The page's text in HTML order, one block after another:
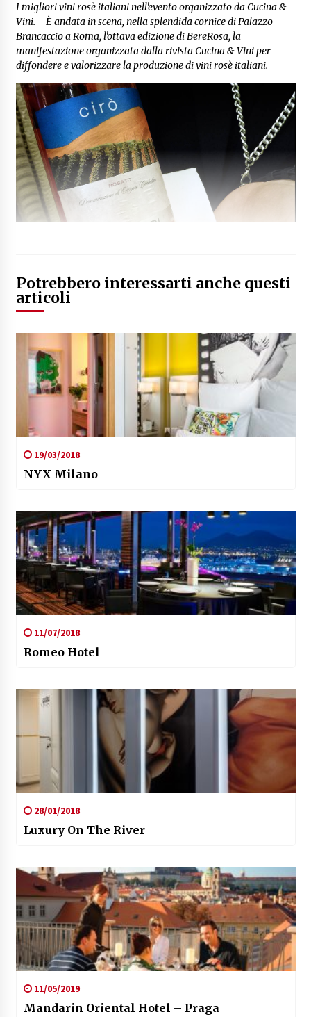
I migliori vini rosè italiani nell'evento organizzato da Cucina &
Vini. È andata in scena, nella splendida cornice di Palazzo
Brancaccio a Roma, l'ottava edizione di BereRosa, la
manifestazione organizzata dalla rivista Cucina & Vini per
diffondere e valorizzare la produzione di vini rosè italiani.
Potrebbero interessarti anche questi
articoli
19/03/2018
NYX Milano
11/07/2018
Romeo Hotel
28/01/2018
Luxury On The River
11/05/2019
Mandarin Oriental Hotel – Praga